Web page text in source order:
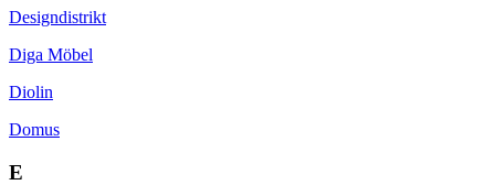
Designdistrikt
Diga Möbel
Diolin
Domus
E